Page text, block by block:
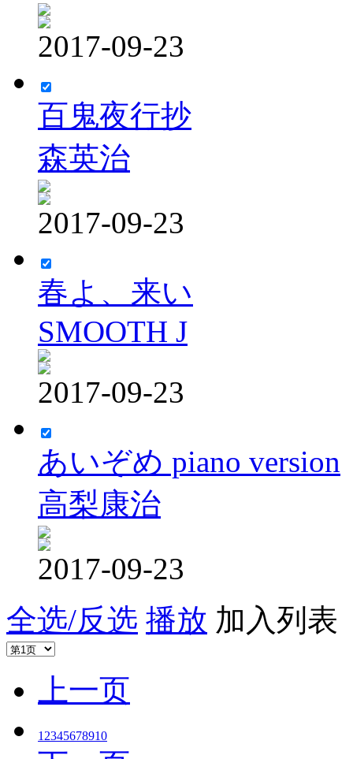
2017-09-23
百鬼夜行抄
森英治
2017-09-23
春よ、来い
SMOOTH J
2017-09-23
あいぞめ piano version
高梨康治
2017-09-23
全选/反选 播放 加入列表
上一页
1 2345678910